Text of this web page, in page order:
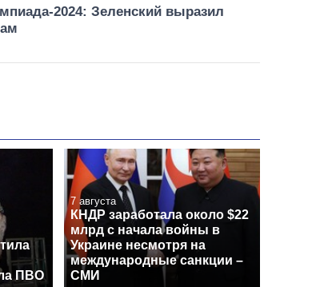
2024: Зеленский выразил
ПВО
7 августа
КНДР заработала около $22
млрд с начала войны в
Украине несмотря на
международные санкции –
СМИ